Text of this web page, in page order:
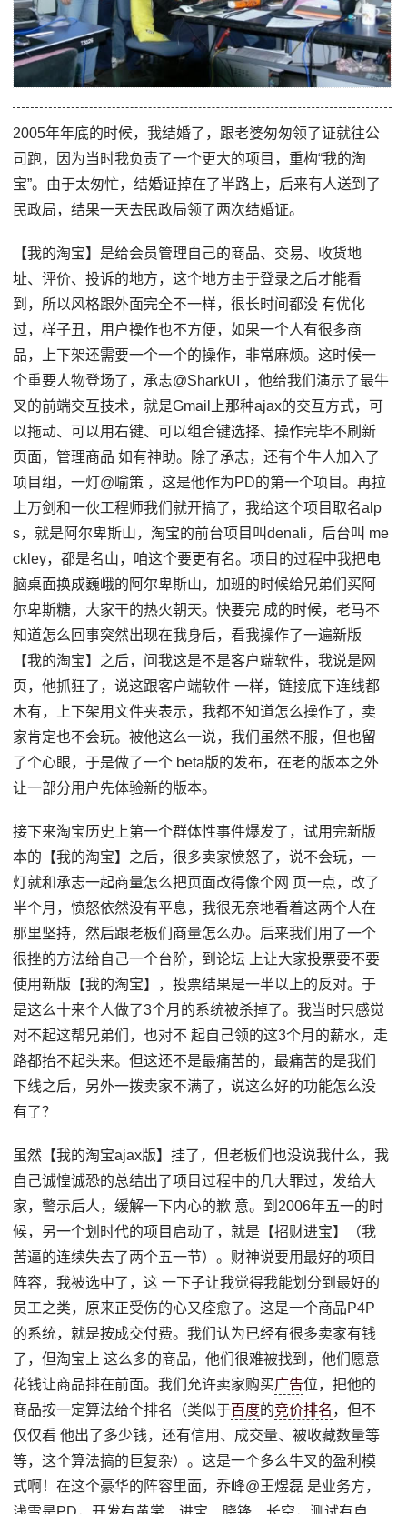
2005年年底的时候，我结婚了，跟老婆匆匆领了证就往公
司跑，因为当时我负责了一个更大的项目，重构“我的淘
宝”。由于太匆忙，结婚证掉在了半路上，后来有人送到了
民政局，结果一天去民政局领了两次结婚证。
【我的淘宝】是给会员管理自己的商品、交易、收货地
址、评价、投诉的地方，这个地方由于登录之后才能看
到，所以风格跟外面完全不一样，很长时间都没 有优化
过，样子丑，用户操作也不方便，如果一个人有很多商
品，上下架还需要一个一个的操作，非常麻烦。这时候一
个重要人物登场了，承志@SharkUI ，他给我们演示了最牛
叉的前端交互技术，就是Gmail上那种ajax的交互方式，可
以拖动、可以用右键、可以组合键选择、操作完毕不刷新
页面，管理商品 如有神助。除了承志，还有个牛人加入了
项目组，一灯@喻策 ，这是他作为PD的第一个项目。再拉
上万剑和一伙工程师我们就开搞了，我给这个项目取名alp
s，就是阿尔卑斯山，淘宝的前台项目叫denali，后台叫 me
ckley，都是名山，咱这个要更有名。项目的过程中我把电
脑桌面换成巍峨的阿尔卑斯山，加班的时候给兄弟们买阿
尔卑斯糖，大家干的热火朝天。快要完 成的时候，老马不
知道怎么回事突然出现在我身后，看我操作了一遍新版
【我的淘宝】之后，问我这是不是客户端软件，我说是网
页，他抓狂了，说这跟客户端软件 一样，链接底下连线都
木有，上下架用文件夹表示，我都不知道怎么操作了，卖
家肯定也不会玩。被他这么一说，我们虽然不服，但也留
了个心眼，于是做了一个 beta版的发布，在老的版本之外
让一部分用户先体验新的版本。
接下来淘宝历史上第一个群体性事件爆发了，试用完新版
本的【我的淘宝】之后，很多卖家愤怒了，说不会玩，一
灯就和承志一起商量怎么把页面改得像个网 页一点，改了
半个月，愤怒依然没有平息，我很无奈地看着这两个人在
那里坚持，然后跟老板们商量怎么办。后来我们用了一个
很挫的方法给自己一个台阶，到论坛 上让大家投票要不要
使用新版【我的淘宝】，投票结果是一半以上的反对。于
是这么十来个人做了3个月的系统被杀掉了。我当时只感觉
对不起这帮兄弟们，也对不 起自己领的这3个月的薪水，走
路都抬不起头来。但这还不是最痛苦的，最痛苦的是我们
下线之后，另外一拨卖家不满了，说这么好的功能怎么没
有了？
虽然【我的淘宝ajax版】挂了，但老板们也没说我什么，我
自己诚惶诚恐的总结出了项目过程中的几大罪过，发给大
家，警示后人，缓解一下内心的歉 意。到2006年五一的时
候，另一个划时代的项目启动了，就是【招财进宝】（我
苦逼的连续失去了两个五一节）。财神说要用最好的项目
阵容，我被选中了，这 一下子让我觉得我能划分到最好的
员工之类，原来正受伤的心又痊愈了。这是一个商品P4P
的系统，就是按成交付费。我们认为已经有很多卖家有钱
了，但淘宝上 这么多的商品，他们很难被找到，他们愿意
花钱让商品排在前面。我们允许卖家购买广告位，把他的
商品按一定算法给个排名（类似于百度的竞价排名 ，但不
仅仅看 他出了多少钱，还有信用、成交量、被收藏数量等
等，这个算法搞的巨复杂）。这是一个多么牛叉的盈利模
式啊！在这个豪华的阵容里面，乔峰@王煜磊 是业务方，